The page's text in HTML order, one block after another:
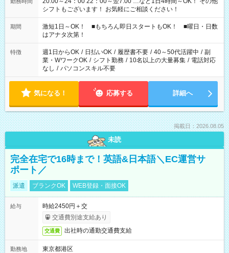
シフトもございます！ お気軽にご相談ください！
期間
激短1日～OK！ ■もちろん即日スタートもOK！ ■曜日・日数
はアナタ次第！
特徴 週1日からOK / 日払いOK / 履歴書不要 / 40～50代活躍中 / 副
業・WワークOK / シフト勤務 / 10名以上の大量募集 / 電話対応
なし / パソコンスキル不要
気になる！ 応募する 詳細へ
掲載日：2026.08.05
未読
完全在宅で16時まで！英語&日本語＼EC運営サ
ポート／
派遣 ブランクOK WEB登録・面接OK
給与
時給2450円＋交
交通費別途支給あり
交通費 出社時の通勤交通費支給
勤務地
東京都港区